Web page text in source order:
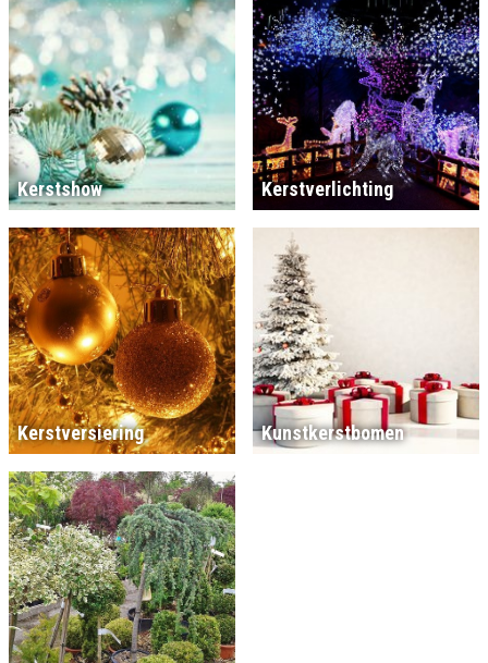
Kerstshow Kerstverlichting
Kerstversiering Kunstkerstbomen